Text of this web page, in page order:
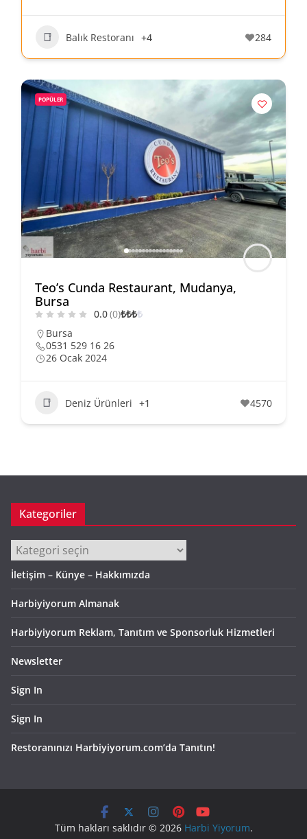
Balık Restoranı +4 284
POPÜLER
Teo’s Cunda Restaurant, Mudanya,
Bursa
0.0(0)₺₺₺₺
Bursa
0531 529 16 26
26 Ocak 2024
Deniz Ürünleri +1 4570
Kategoriler
Kategoriler
İletişim – Künye – Hakkımızda
Harbiyiyorum Almanak
Harbiyiyorum Reklam, Tanıtım ve Sponsorluk Hizmetleri
Newsletter
Sign In
Sign In
Restoranınızı Harbiyiyorum.com’da Tanıtın!
Tüm hakları saklıdır © 2026 Harbi Yiyorum.